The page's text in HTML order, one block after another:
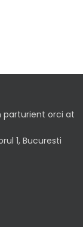
parturient orci at
1, Bucuresti